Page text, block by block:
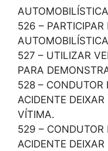
526 – PARTICIPAR
527 – UTILIZAR
PARA
528 – CONDUTOR
ACIDENTE
VÍTIMA.
529 – CONDUTOR
ACIDENTE